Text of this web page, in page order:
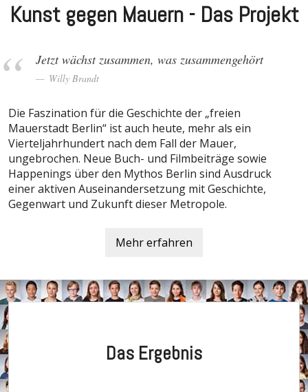
Kunst gegen Mauern - Das Projekt
Jetzt wächst zusammen, was zusammengehört
Willy Brandt
Die Faszination für die Geschichte der „freien
Mauerstadt Berlin“ ist auch heute, mehr als ein
Vierteljahrhundert nach dem Fall der Mauer,
ungebrochen. Neue Buch- und Filmbeiträge sowie
Happenings über den Mythos Berlin sind Ausdruck
einer aktiven Auseinandersetzung mit Geschichte,
Gegenwart und Zukunft dieser Metropole.
Mehr erfahren
Das Ergebnis